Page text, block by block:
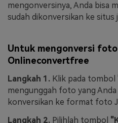
mengonversinya, Anda bisa
sudah dikonversikan ke situs
Untuk mengonversi foto
Onlineconvertfree
Langkah 1. Klik pada tombol
mengunggah foto yang Anda
konversikan ke format foto
Langkah 2. Pilihlah tombol